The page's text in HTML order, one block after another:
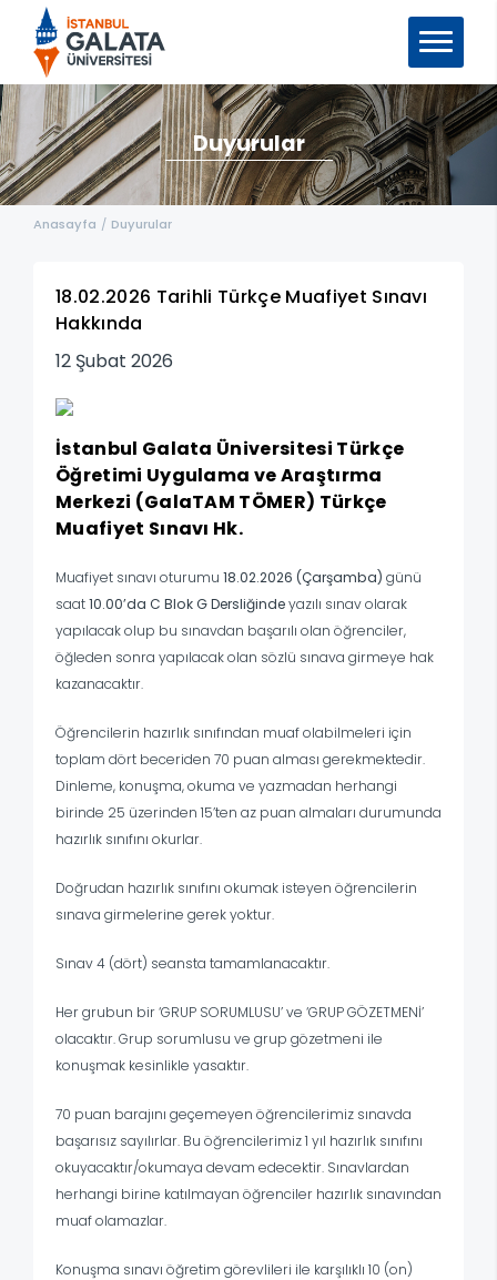
Duyurular
Anasayfa / Duyurular
18.02.2026 Tarihli Türkçe Muafiyet Sınavı
Hakkında
12 Şubat 2026
İstanbul Galata Üniversitesi Türkçe
Öğretimi Uygulama ve Araştırma
Merkezi (GalaTAM TÖMER) Türkçe
Muafiyet Sınavı Hk.
Muafiyet sınavı oturumu 18.02.2026 (Çarşamba) günü
saat10.00’da C Blok G Dersliğindeyazılı sınav olarak
yapılacak olup bu sınavdan başarılı olan öğrenciler,
öğleden sonra yapılacak olan sözlü sınava girmeye hak
kazanacaktır.
Öğrencilerin hazırlık sınıfından muaf olabilmeleri için
toplam dört beceriden 70 puan alması gerekmektedir.
Dinleme, konuşma, okuma ve yazmadan herhangi
birinde 25 üzerinden 15’ten az puan almaları durumunda
hazırlık sınıfını okurlar.
Doğrudan hazırlık sınıfını okumak isteyen öğrencilerin
sınava girmelerine gerek yoktur.
Sınav 4 (dört) seansta tamamlanacaktır.
Her grubun bir ‘GRUP SORUMLUSU’ ve ‘GRUP GÖZETMENİ’
olacaktır. Grup sorumlusu ve grup gözetmeni ile
konuşmak kesinlikle yasaktır.
70 puan barajını geçemeyen öğrencilerimiz sınavda
başarısız sayılırlar. Bu öğrencilerimiz 1 yıl hazırlık sınıfını
okuyacaktır/okumaya devam edecektir. Sınavlardan
herhangi birine katılmayan öğrenciler hazırlık sınavından
muaf olamazlar.
Konuşma sınavı öğretim görevlileri ile karşılıklı 10 (on)